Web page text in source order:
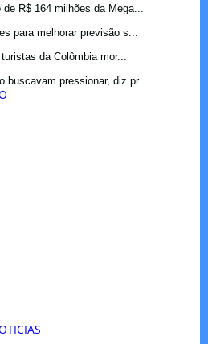
R$ 164 milhões da Mega...
para melhorar previsão s...
da Colômbia mor...
pressionar, diz pr...